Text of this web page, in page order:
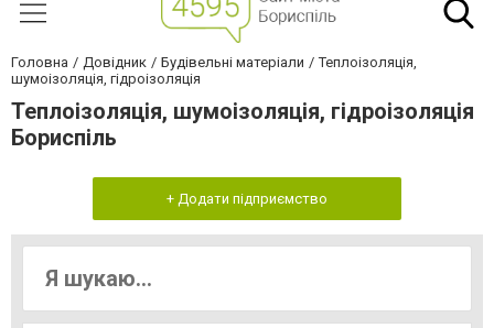
Головна Довідник Будівельні матеріали
Теплоізоляція,
шумоізоляція, гідроізоляція
Теплоізоляція, шумоізоляція, гідроізоляція
Бориспіль
+ Додати підприємство